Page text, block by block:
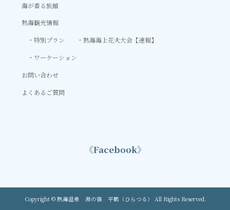
海が香る旅館
熱海観光情報
特別プラン
熱海海上花火大会【速報】
ワーケーション
お問い合わせ
よくあるご質問
《Facebook》
Copyright © 熱海温泉 湯の宿 平鶴（ひらつる） All Rights Reserved.